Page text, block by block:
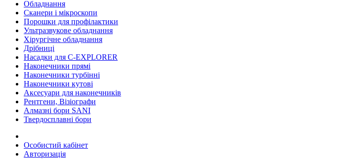
Обладнання
Сканери і мікроскопи
Порошки для профілактики
Ультразвукове обладнання
Хірургічне обладнання
Дрібниці
Насадки для C-EXPLORER
Наконечники прямі
Наконечники турбінні
Наконечники кутові
Аксесуари для наконечників
Рентгени, Візіографи
Алмазні бори SANI
Твердосплавні бори
Особистий кабінет
Авторизація